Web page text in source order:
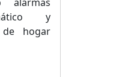
y
de hogar